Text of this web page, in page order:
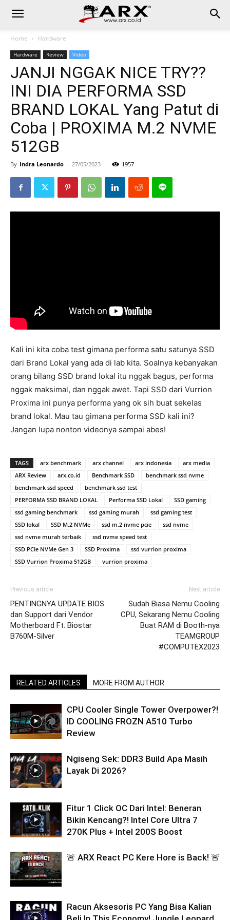
Home Hardware
Hardware Review Video
JANJI NGGAK NICE TRY??
INI DIA PERFORMA SSD
BRAND LOKAL Yang Patut di
Coba | PROXIMA M.2 NVME
512GB
By Indra Leonardo - 27/05/2023 1957
Kali ini kita coba test gimana performa satu satunya SSD
dari Brand Lokal yang ada di lab kita. Soalnya kebanyakan
orang bilang SSD brand lokal itu nggak bagus, performa
nggak maksimal, dan nggak awet. Tapi SSD dari Vurrion
Proxima ini punya performa yang ok sih buat sekelas
brand lokal. Mau tau gimana performa SSD kali ini?
Jangan lupa nonton videonya sampai abes!
TAGS arx benchmark arx channel arx indonesia
arx media
ARX Review
arx.co.id Benchmark SSD
benchmark ssd nvme
benchmark ssd speed
benchmark ssd test
PERFORMA SSD BRAND LOKAL
Performa SSD Lokal
SSD gaming
ssd gaming benchmark
ssd gaming murah
ssd gaming test
SSD lokal
SSD M.2 NVMe ssd m.2 nvme pcie
ssd nvme
ssd nvme murah terbaik
ssd nvme speed test
SSD PCIe NVMe Gen 3
SSD Proxima
ssd vurrion proxima
SSD Vurrion Proxima 512GB
vurrion proxima
Previous article
PENTINGNYA UPDATE BIOS
dan Support dari Vendor
Motherboard Ft. Biostar
B760M-Silver
Next article
Sudah Biasa Nemu Cooling
CPU, Sekarang Nemu Cooling
Buat RAM di Booth-nya
TEAMGROUP
#COMPUTEX2023
RELATED ARTICLES MORE FROM AUTHOR
CPU Cooler Single Tower Overpower?!
ID COOLING FROZN A510 Turbo
Review
Ngiseng Sek: DDR3 Build Apa Masih
Layak Di 2026?
Fitur 1 Click OC Dari Intel: Beneran
Bikin Kencang?! Intel Core Ultra 7
270K Plus + Intel 200S Boost
🚨 ARX React PC Kere Hore is Back! 🚨
Racun Aksesoris PC Yang Bisa Kalian